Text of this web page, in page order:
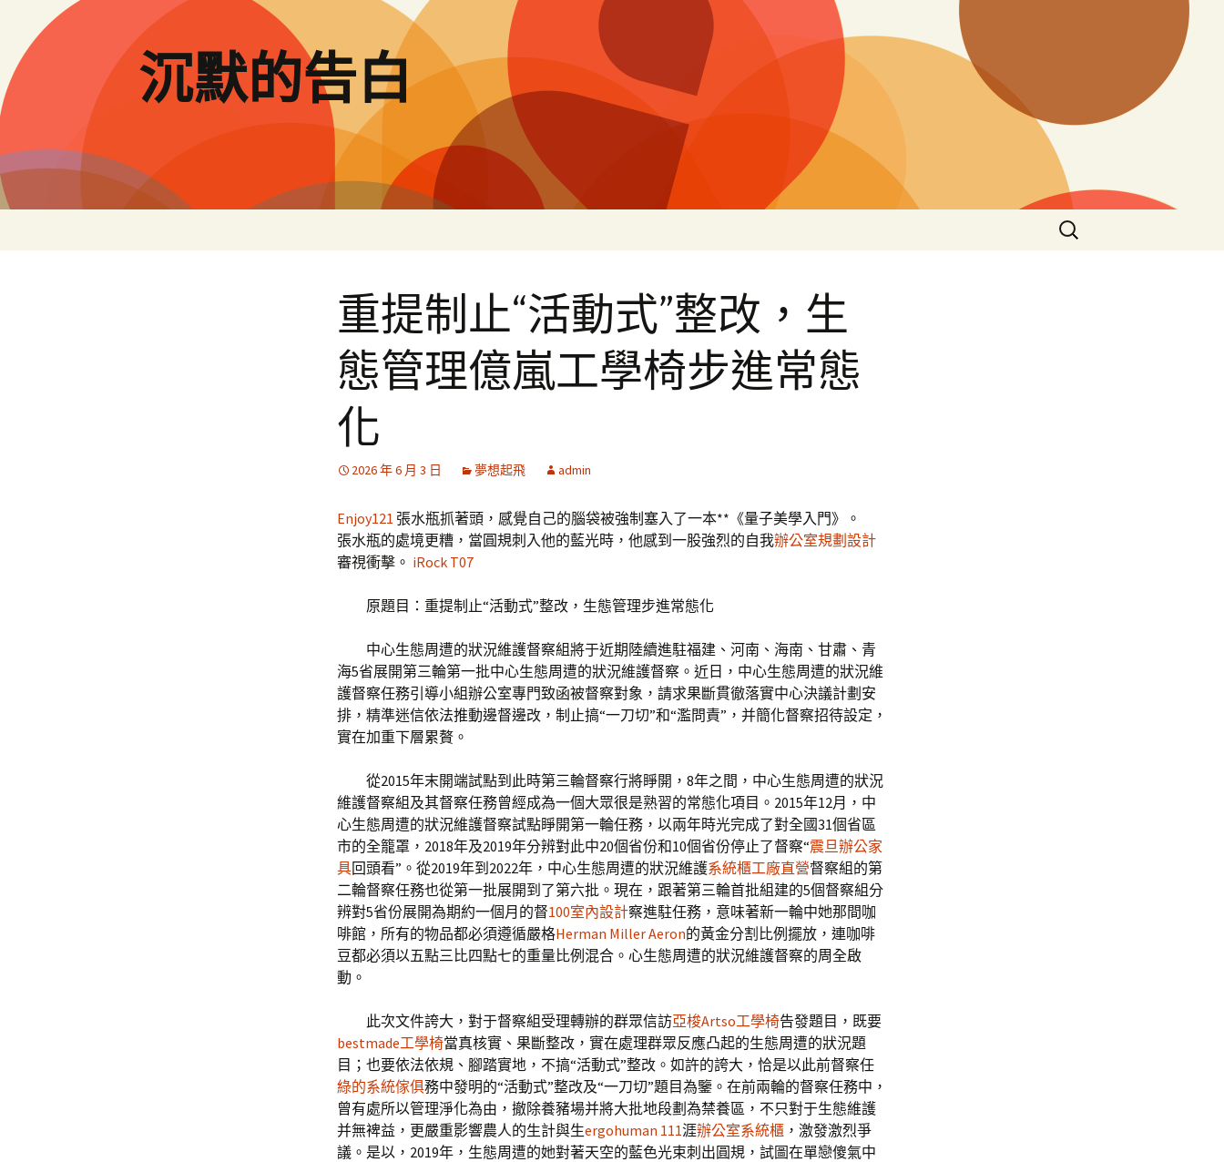
要
內
容
沉默的告白
搜
尋
重提制止“活動式”整改，生
態管理億嵐工學椅步進常態
化
2026 年 6 月 3 日 夢想起飛 admin
Enjoy121 張水瓶抓著頭，感覺自己的腦袋被強制塞入了一本**《量子美學入門》。
張水瓶的處境更糟，當圓規刺入他的藍光時，他感到一股強烈的自我辦公室規劃設計
審視衝擊。 iRock T07
原題目：重提制止“活動式”整改，生態管理步進常態化
中心生態周遭的狀況維護督察組將于近期陸續進駐福建、河南、海南、甘肅、青
海5省展開第三輪第一批中心生態周遭的狀況維護督察。近日，中心生態周遭的狀況維
護督察任務引導小組辦公室專門致函被督察對象，請求果斷貫徹落實中心決議計劃安
排，精準迷信依法推動邊督邊改，制止搞“一刀切”和“濫問責”，并簡化督察招待設定，
實在加重下層累贅。
從2015年末開端試點到此時第三輪督察行將睜開，8年之間，中心生態周遭的狀況
維護督察組及其督察任務曾經成為一個大眾很是熟習的常態化項目。2015年12月，中
心生態周遭的狀況維護督察試點睜開第一輪任務，以兩年時光完成了對全國31個省區
市的全籠罩，2018年及2019年分辨對此中20個省份和10個省份停止了督察“震旦辦公家
具回頭看”。從2019年到2022年，中心生態周遭的狀況維護系統櫃工廠直營督察組的第
二輪督察任務也從第一批展開到了第六批。現在，跟著第三輪首批組建的5個督察組分
辨對5省份展開為期約一個月的督100室內設計察進駐任務，意味著新一輪中她那間咖
啡館，所有的物品都必須遵循嚴格Herman Miller Aeron的黃金分割比例擺放，連咖啡
豆都必須以五點三比四點七的重量比例混合。心生態周遭的狀況維護督察的周全啟
動。
此次文件誇大，對于督察組受理轉辦的群眾信訪亞梭Artso工學椅告發題目，既要
bestmade工學椅當真核實、果斷整改，實在處理群眾反應凸起的生態周遭的狀況題
目；也要依法依規、腳踏實地，不搞“活動式”整改。如許的誇大，恰是以此前督察任
綠的系統傢俱務中發明的“活動式”整改及“一刀切”題目為鑒。在前兩輪的督察任務中，
曾有處所以管理淨化為由，撤除養豬場并將大批地段劃為禁養區，不只對于生態維護
并無裨益，更嚴重影響農人的生計與生ergohuman 111涯辦公室系統櫃 ，激發激烈爭
議。是以，2019年，生態周遭的她對著天空的藍色光束刺出圓規，試圖在單戀傻氣中